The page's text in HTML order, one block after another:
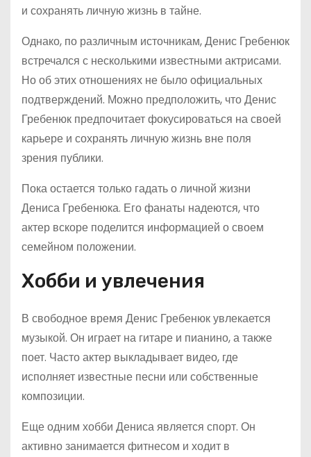
и сохранять личную жизнь в тайне.
Однако, по различным источникам, Денис Гребенюк
встречался с несколькими известными актрисами.
Но об этих отношениях не было официальных
подтверждений. Можно предположить, что Денис
Гребенюк предпочитает фокусироваться на своей
карьере и сохранять личную жизнь вне поля
зрения публики.
Пока остается только гадать о личной жизни
Дениса Гребенюка. Его фанаты надеются, что
актер вскоре поделится информацией о своем
семейном положении.
Хобби и увлечения
В свободное время Денис Гребенюк увлекается
музыкой. Он играет на гитаре и пианино, а также
поет. Часто актер выкладывает видео, где
исполняет известные песни или собственные
композиции.
Еще одним хобби Дениса является спорт. Он
активно занимается фитнесом и ходит в